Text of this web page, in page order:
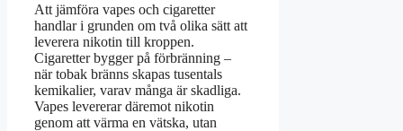
Att jämföra vapes och cigaretter
handlar i grunden om två olika sätt att
leverera nikotin till kroppen.
Cigaretter bygger på förbränning –
när tobak bränns skapas tusentals
kemikalier, varav många är skadliga.
Vapes levererar däremot nikotin
genom att värma en vätska, utan